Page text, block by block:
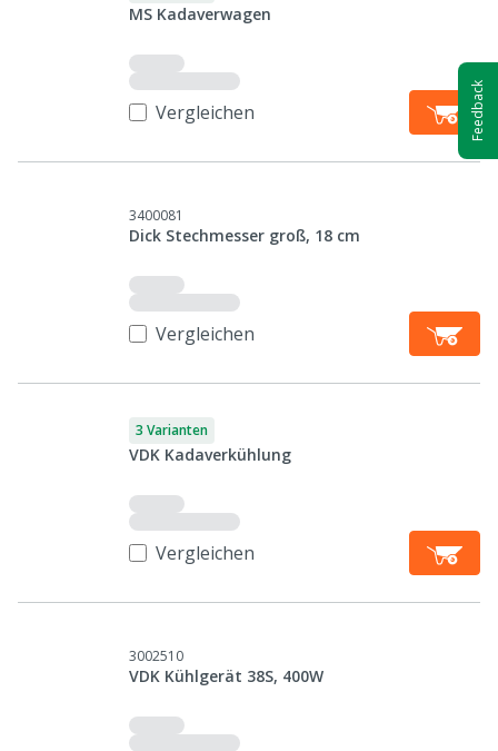
MS Kadaverwagen
Vergleichen
3400081
Dick Stechmesser groß, 18 cm
Vergleichen
3 Varianten
VDK Kadaverkühlung
Vergleichen
3002510
VDK Kühlgerät 38S, 400W
Feedback